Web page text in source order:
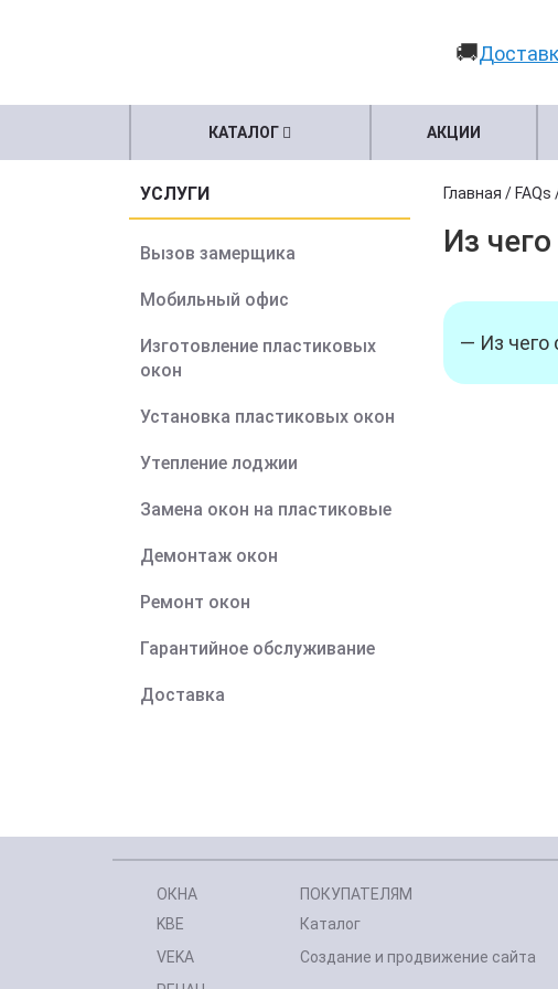
🚚
КАТАЛОГ АКЦИИ
УСЛУГИ
Вызов замерщика
Мобильный офис
Изготовление пластиковых
окон
Установка пластиковых окон
Утепление лоджии
Замена окон на пластиковые
Демонтаж окон
Ремонт окон
Гарантийное обслуживание
Доставка
Главная / FAQs
Из
— Из чего
ОКНА
KBE
VEKA
ПОКУПАТЕЛЯМ
Каталог
Создание и продвижение сайта